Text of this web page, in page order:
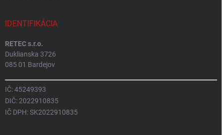
IDENTIFIKÁCIA
RETEC s.r.o.
Duklianska 3726
085 01 Bardejov
IČ: 45249393
DIČ: 2022910835
IČ DPH: SK2022910835